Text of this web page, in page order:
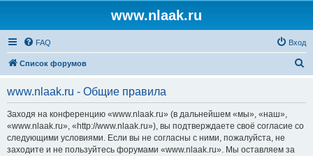
www.nlaak.ru
FAQ Вход
Список форумов
www.nlaak.ru - Общие правила
Заходя на конференцию «www.nlaak.ru» (в дальнейшем «мы», «наш»,
«www.nlaak.ru», «http://www.nlaak.ru»), вы подтверждаете своё согласие со
следующими условиями. Если вы не согласны с ними, пожалуйста, не
заходите и не пользуйтесь форумами «www.nlaak.ru». Мы оставляем за